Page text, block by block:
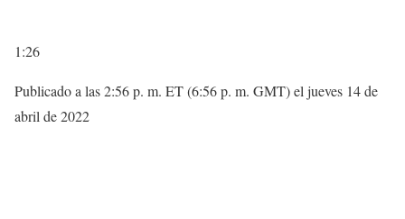
1:26
Publicado a las 2:56 p. m. ET (6:56 p. m. GMT) el jueves 14 de
abril de 2022